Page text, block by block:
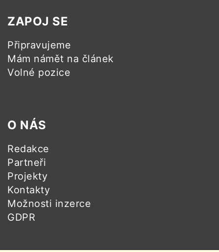
ZAPOJ SE
Připravujeme
Mám námět na článek
Volné pozice
O NÁS
Redakce
Partneři
Projekty
Kontakty
Možnosti inzerce
GDPR